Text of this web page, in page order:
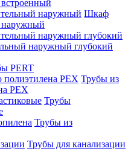
Шкаф
наружный
наружный глубокий
PERT
Трубы из
PEX
Трубы
Трубы из
Трубы для канализации